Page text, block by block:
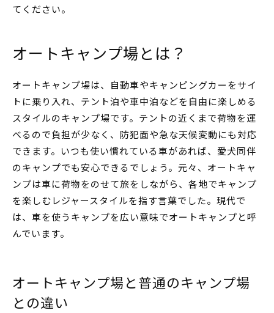
てください。
オートキャンプ場とは？
オートキャンプ場は、自動車やキャンピングカーをサイ
トに乗り入れ、テント泊や車中泊などを自由に楽しめる
スタイルのキャンプ場です。テントの近くまで荷物を運
べるので負担が少なく、防犯面や急な天候変動にも対応
できます。いつも使い慣れている車があれば、愛犬同伴
のキャンプでも安心できるでしょう。元々、オートキャ
ンプは車に荷物をのせて旅をしながら、各地でキャンプ
を楽しむレジャースタイルを指す言葉でした。現代で
は、車を使うキャンプを広い意味でオートキャンプと呼
んでいます。
オートキャンプ場と普通のキャンプ場
との違い